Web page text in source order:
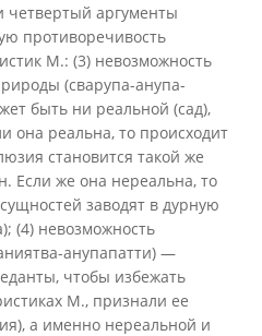
четвертый аргументы
противоречивость
М.: (3) невозможность
(сварупа-анупа-
быть ни реальной (сад),
она реальна, то происходит
становится такой же
Если же она нереальна, то
заводят в дурную
(4) невозможность
анупапатти) —
чтобы избежать
М., признали ее
а именно нереальной и